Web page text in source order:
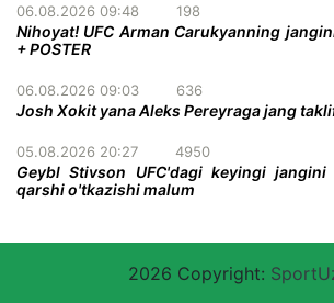
06.08.2026 09:48 198
Nihoyat! UFC Arman Carukyanning
+ POSTER
06.08.2026 09:03 636
Josh Xokit yana Aleks Pereyraga jang
05.08.2026 20:27 4950
Geybl Stivson UFC'dagi keyingi
qarshi o'tkazishi malum
2026 Copyright: